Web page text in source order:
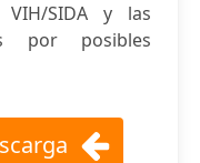
SIDA y las
por posibles